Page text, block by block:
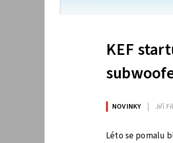
KEF
NOVINKY Jiří
Léto se pomalu